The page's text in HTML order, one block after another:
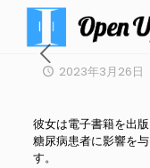
2023年3月26日
彼女は電子書籍を出
糖尿病患者に影響を
す。